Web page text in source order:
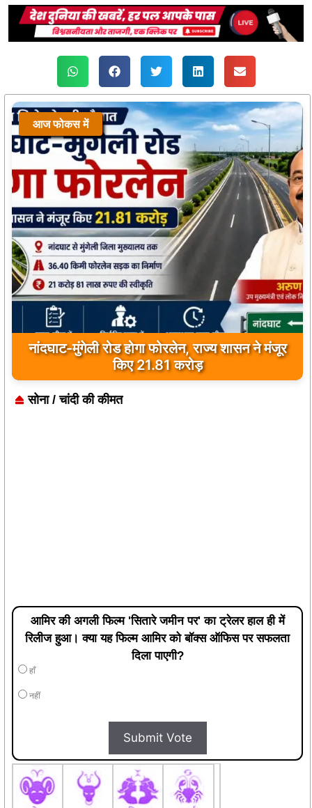
आज फोकस में
पूजा-पाठ के बाद वृद्ध ने मंदिर परिसर में दी जान, फांसी के
फंदे पर मिला शव
सोना / चांदी की कीमत
आमिर की अगली फिल्म 'सितारे जमीन पर' का ट्रेलर हाल ही में
रिलीज हुआ। क्या यह फिल्म आमिर को बॉक्स ऑफिस पर सफलता
दिला पाएगी?
हाँ
नहीं
Submit Vote